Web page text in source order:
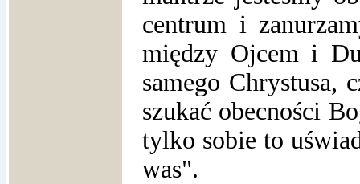
centrum i
między Ojcem i
samego Chrystusa,
szukać obecności
tylko sobie to
was".